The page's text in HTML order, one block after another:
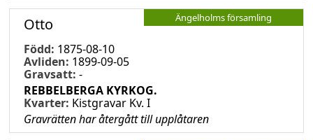
Ängelholms församling
Otto
Född: 1875-08-10
Avliden: 1899-09-05
Gravsatt: -
REBBELBERGA KYRKOG.
Kvarter: Kistgravar Kv. I
Gravrätten har återgått till upplåtaren